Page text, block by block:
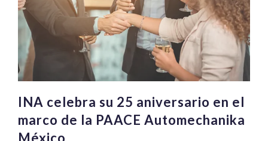
INA celebra su 25 aniversario en el
marco de la PAACE Automechanika
México